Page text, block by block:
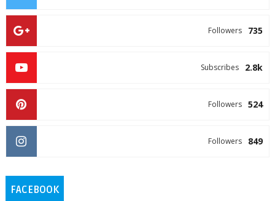
735
Followers
2.8k
Subscribes
524
Followers
849
Followers
FACEBOOK